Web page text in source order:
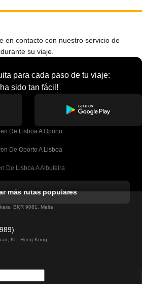
en contacto con nuestro servicio de
su viaje.
para cada paso de tu viaje:
sido tan fácil!
De Lisboa A Oporto
De Oporto A Lisboa
De Lisboa A Albufeira
De Lisboa A Lagos
De Lisboa A Madrid
más rutas populares
BKR 9061, Malta
KL, Hong Kong